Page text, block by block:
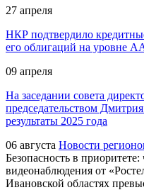
27 апреля
НКР подтвердило
его облигаций на уровне
09 апреля
На заседании совета
председательством
результаты 2025 года
06 августа Новости
Безопасность в приоритете:
видеонаблюдения от
Ивановской областях